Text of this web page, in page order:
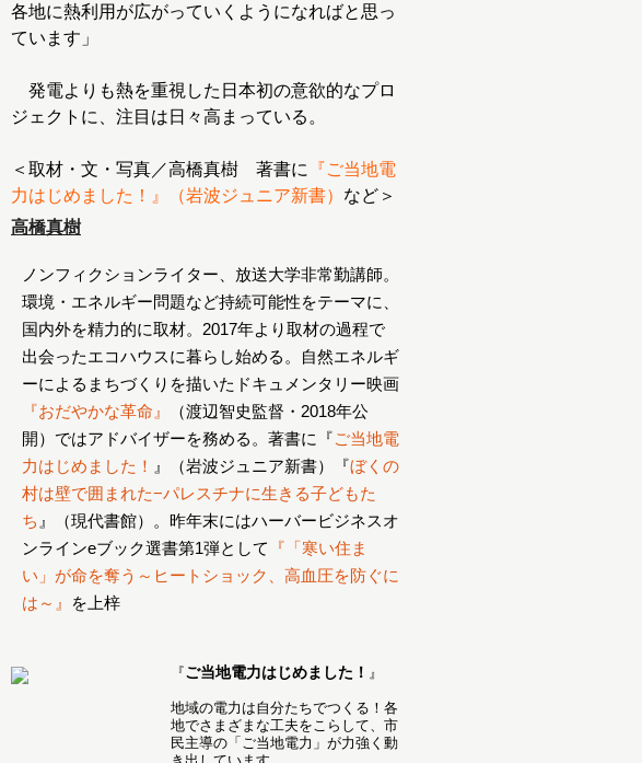
各地に熱利用が広がっていくようになればと思っ
ています」
発電よりも熱を重視した日本初の意欲的なプロ
ジェクトに、注目は日々高まっている。
＜取材・文・写真／高橋真樹 著書に
『ご当地電
力はじめました！』（岩波ジュニア新書） など＞
高橋真樹
ノンフィクションライター、放送大学非常勤講師。
環境・エネルギー問題など持続可能性をテーマに、
国内外を精力的に取材。2017年より取材の過程で
出会ったエコハウスに暮らし始める。自然エネルギ
ーによるまちづくりを描いたドキュメンタリー映画
『おだやかな革命』
（渡辺智史監督・2018年公
開）ではアドバイザーを務める。著書に『ご当地電
力はじめました！ 』（岩波ジュニア新書）『ぼくの
村は壁で囲まれた−パレスチナに生きる子どもた
ち 』（現代書館）。昨年末にはハーバービジネスオ
ンラインeブック選書第1弾として
『「寒い住ま
い」が命を奪う～ヒートショック、高血圧を防ぐに
は～』
を上梓
『ご当地電力はじめました！ 』
地域の電力は自分たちでつくる！各
地でさまざまな工夫をこらして、市
民主導の「ご当地電力」が力強く動